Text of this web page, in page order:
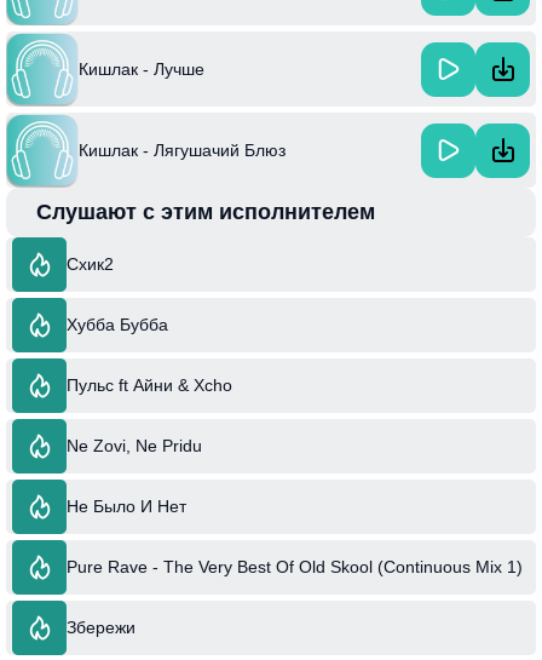
Кишлак - Лучше
Кишлак - Лягушачий Блюз
Слушают с этим исполнителем
Схик2
Хубба Бубба
Пульс ft Айни & Xcho
Ne Zovi, Ne Pridu
Не Было И Нет
Pure Rave - The Very Best Of Old Skool (Continuous Mix 1)
Збережи